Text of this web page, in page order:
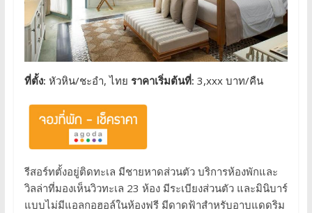
ที่ตั้ง: หัวหิน/ชะอำ, ไทย ราคาเริ่มต้นที่: 3,xxx บาท/คืน
รีสอร์ทตั้งอยู่ติดทะเล มีชายหาดส่วนตัว บริการห้องพักและ
วิลล่าที่มองเห็นวิวทะเล 23 ห้อง มีระเบียงส่วนตัว และมินิบาร์
แบบไม่มีแอลกอฮอล์ในห้องฟรี มีดาดฟ้าสำหรับอาบแดดริม